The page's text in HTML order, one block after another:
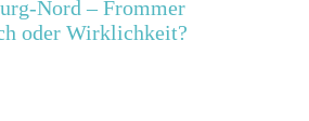
Nord – Frommer
oder Wirklichkeit?